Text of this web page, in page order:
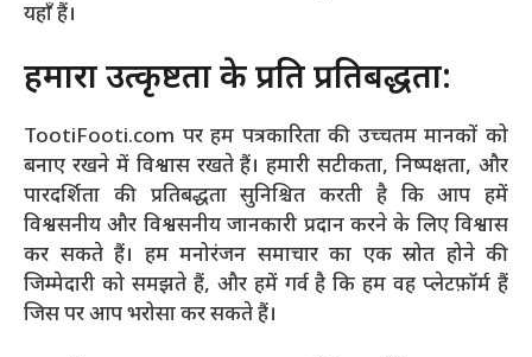
यहाँ हैं।
हमारा उत्कृष्टता के प्रति प्रतिबद्धता:
TootiFooti.com पर हम पत्रकारिता की उच्चतम मानकों को
बनाए रखने में विश्वास रखते हैं। हमारी सटीकता, निष्पक्षता, और
पारदर्शिता की प्रतिबद्धता सुनिश्चित करती है कि आप हमें
विश्वसनीय और विश्वसनीय जानकारी प्रदान करने के लिए विश्वास
कर सकते हैं। हम मनोरंजन समाचार का एक स्रोत होने की
जिम्मेदारी को समझते हैं, और हमें गर्व है कि हम वह प्लेटफ़ॉर्म हैं
जिस पर आप भरोसा कर सकते हैं।